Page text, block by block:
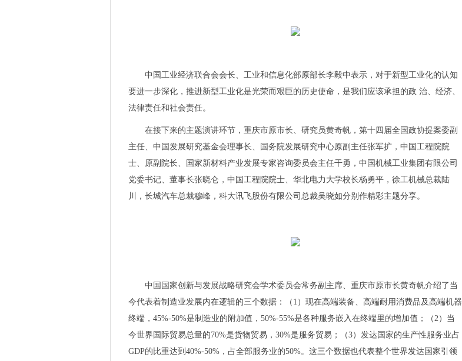
边缘智能撑起数智化半边天，底座三驾“马车”是发展关键！
闪耀光储充重镇，2023慕尼黑华南电子展盛大开幕！
京津冀携手促进绿色发展，三地共推节能新技术
立足应用创新，海目星锂电池极耳高速高精度激光切割关键技术“跃迁”
戴森 WashG1 洗地机抢先体验：无吸力，依然带来持久高效清洁体验
如何在千亿蓝海市场分杯羹？这些汽车域控解决方案提供标准范式
摇滚吉他手MIYAVI 携Donner HUSH-X 无头电吉他引爆2023上海国际乐器展首日
上课时接到诺贝尔获奖电话是什么体验
京西智谷如何助力人工智能产业创新？这场活动开放交流
海目星激光辅助快速烧结设备顺利出货！
伪智能、弱交互、难互通...智能家居低渗透率的破局点在哪里？
锚定精准护肤 AMIRO觅光以创新驱动推出系列新品
海目星LAS激光辅助快速烧结技术，再次助力TOPCon电池效率提升！
中国工业经济联合会会长、工业和信息化部原部长李毅中表示，对于新型工业化的认知
要进一步深化，推进新型工业化是光荣而艰巨的历史使命，是我们应该承担的政 治、经济、
法律责任和社会责任。
在接下来的主题演讲环节，重庆市原市长、研究员黄奇帆，第十四届全国政协提案委副
主任、中国发展研究基金会理事长、国务院发展研究中心原副主任张军扩，中国工程院院
士、原副院长、国家新材料产业发展专家咨询委员会主任干勇，中国机械工业集团有限公司
党委书记、董事长张晓仑，中国工程院院士、华北电力大学校长杨勇平，徐工机械总裁陆
川，长城汽车总裁穆峰，科大讯飞股份有限公司总裁吴晓如分别作精彩主题分享。
中国国家创新与发展战略研究会学术委员会常务副主席、重庆市原市长黄奇帆介绍了当
今代表着制造业发展内在逻辑的三个数据：（1）现在高端装备、高端耐用消费品及高端机器
终端，45%-50%是制造业的附加值，50%-55%是各种服务嵌入在终端里的增加值；（2）当
今世界国际贸易总量的70%是货物贸易，30%是服务贸易；（3）发达国家的生产性服务业占
GDP的比重达到40%-50%，占全部服务业的50%。这三个数据也代表整个世界发达国家引领